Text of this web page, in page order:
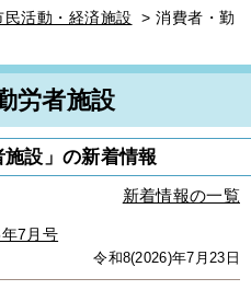
民活動・経済施設 > 消費者・勤
労者施設
施設」の新着情報
新着情報の一覧
7月号
令和8(2026)年7月23日